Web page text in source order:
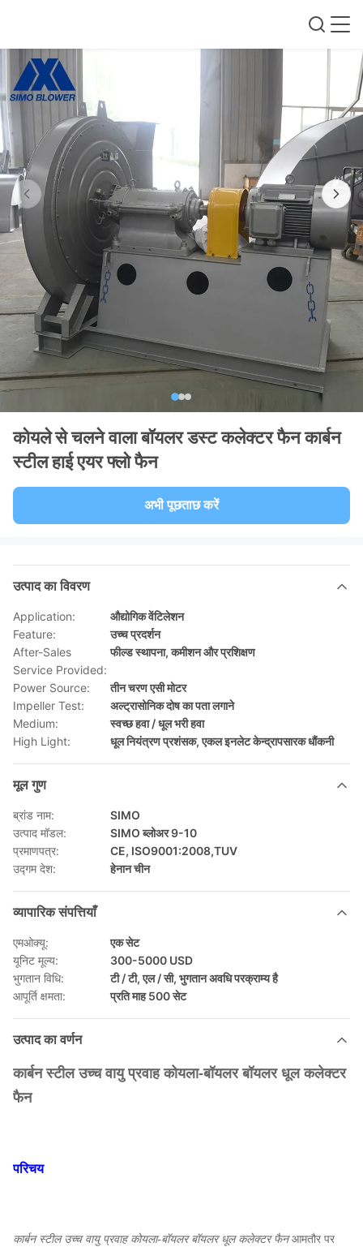
कोयले से चलने वाला बॉयलर डस्ट कलेक्टर फैन कार्बन
स्टील हाई एयर फ्लो फैन
अभी पूछताछ करें
उत्पाद का विवरण
Application:
औद्योगिक वेंटिलेशन
Feature:
उच्च प्रदर्शन
After-Sales
Service Provided:
फील्ड स्थापना, कमीशन और प्रशिक्षण
Power Source:
तीन चरण एसी मोटर
Impeller Test:
अल्ट्रासोनिक दोष का पता लगाने
Medium:
स्वच्छ हवा / धूल भरी हवा
High Light:
धूल नियंत्रण प्रशंसक,एकल इनलेट केन्द्रापसारक धौंकनी
मूल गुण
ब्रांड नाम:
SIMO
उत्पाद मॉडल:
SIMO ब्लोअर 9-10
प्रमाणपत्र:
CE, ISO9001:2008,TUV
उद्गम देश:
हेनान चीन
व्यापारिक संपत्तियाँ
एमओक्यू:
एक सेट
यूनिट मूल्य:
300-5000 USD
भुगतान विधि:
टी / टी, एल / सी, भुगतान अवधि परक्राम्य है
आपूर्ति क्षमता:
प्रति माह 500 सेट
उत्पाद का वर्णन
कार्बन स्टील उच्च वायु प्रवाह कोयला-बॉयलर बॉयलर धूल कलेक्टर
फैन
परिचय
कार्बन स्टील उच्च वायु प्रवाह कोयला-बॉयलर बॉयलर धूल कलेक्टर फैनआमतौर पर